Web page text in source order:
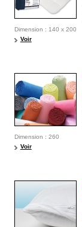
Dimension : 140 x 200
Voir
Dimension : 260
Voir